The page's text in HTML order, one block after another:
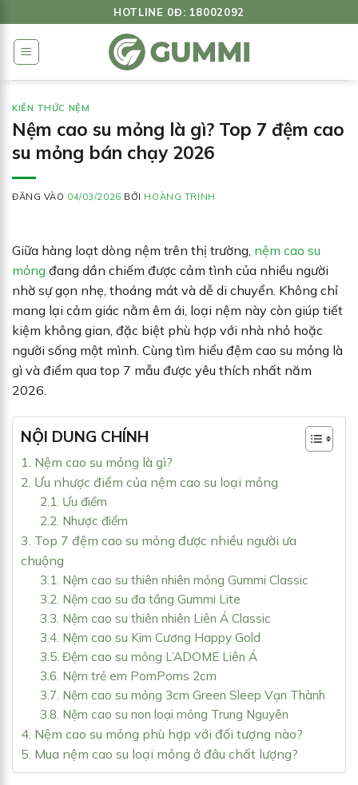
qua
dung
HOTLINE 0Đ: 18002092
KIẾN THỨC NỆM
Nệm cao su mỏng là gì? Top 7 đệm cao
su mỏng bán chạy 2026
ĐĂNG VÀO 04/03/2026 BỞI HOÀNG TRINH
Giữa hàng loạt dòng nệm trên thị trường, nệm cao su
mỏng đang dần chiếm được cảm tình của nhiều người
nhờ sự gọn nhẹ, thoáng mát và dễ di chuyển. Không chỉ
mang lại cảm giác nằm êm ái, loại nệm này còn giúp tiết
kiệm không gian, đặc biệt phù hợp với nhà nhỏ hoặc
người sống một mình. Cùng tìm hiểu đệm cao su mỏng là
gì và điểm qua top 7 mẫu được yêu thích nhất năm
2026.
NỘI DUNG CHÍNH
1. Nệm cao su mỏng là gì?
2. Ưu nhược điểm của nệm cao su loại mỏng
2.1. Ưu điểm
2.2. Nhược điểm
3. Top 7 đệm cao su mỏng được nhiều người ưa
chuộng
3.1. Nệm cao su thiên nhiên mỏng Gummi Classic
3.2. Nệm cao su đa tầng Gummi Lite
3.3. Nệm cao su thiên nhiên Liên Á Classic
3.4. Nệm cao su Kim Cương Happy Gold
3.5. Đệm cao su mỏng L’ADOME Liên Á
3.6. Nệm trẻ em PomPoms 2cm
3.7. Nệm cao su mỏng 3cm Green Sleep Vạn Thành
3.8. Nệm cao su non loại mỏng Trung Nguyên
4. Nệm cao su mỏng phù hợp với đối tượng nào?
5. Mua nệm cao su loại mỏng ở đâu chất lượng?